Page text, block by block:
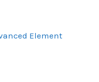
Element